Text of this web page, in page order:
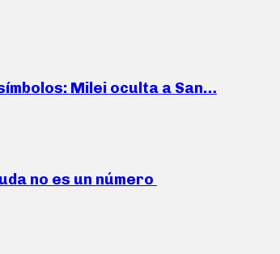
Milei oculta a San…
no es un número